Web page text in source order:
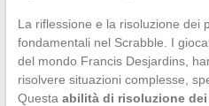
La riflessione e la risoluzione dei
fondamentali nel Scrabble. I
del mondo Francis Desjardins,
risolvere situazioni complesse,
Questa abilità di risoluzione